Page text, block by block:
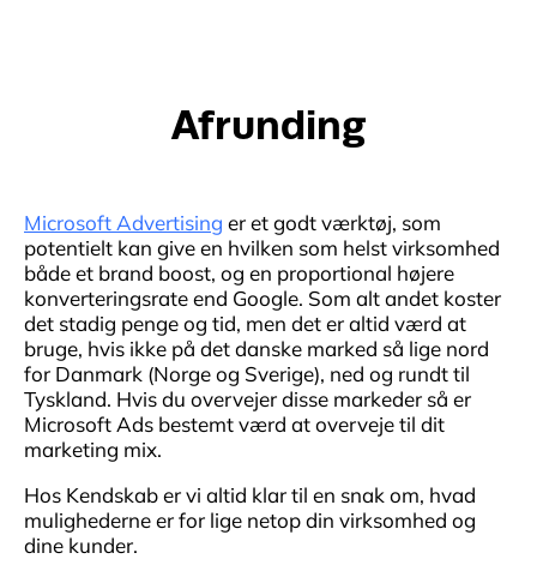
Afrunding
Microsoft Advertising er et godt værktøj, som
potentielt kan give en hvilken som helst virksomhed
både et brand boost, og en proportional højere
konverteringsrate end Google. Som alt andet koster
det stadig penge og tid, men det er altid værd at
bruge, hvis ikke på det danske marked så lige nord
for Danmark (Norge og Sverige), ned og rundt til
Tyskland. Hvis du overvejer disse markeder så er
Microsoft Ads bestemt værd at overveje til dit
marketing mix.
Hos Kendskab er vi altid klar til en snak om, hvad
mulighederne er for lige netop din virksomhed og
dine kunder.